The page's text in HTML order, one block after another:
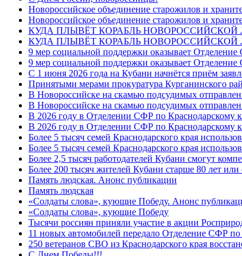
Новороссийское объединение старожилов и
Новороссийское объединение старожилов и
КУДА ПЛЫВЁТ КОРАБЛЬ НОВОРОССИЙСКОЙ
КУДА ПЛЫВЁТ КОРАБЛЬ НОВОРОССИЙСКОЙ
9 мер социальной поддержки оказывает
9 мер социальной поддержки оказывает
С 1 июня 2026 года на Кубани начнётся приём
Принятыми мерами прокуратура Курганинского
В Новороссийске на скамью подсудимых
В Новороссийске на скамью подсудимых
В 2026 году в Отделении СФР по Краснодарскому
В 2026 году в Отделении СФР по Краснодарскому
Более 5 тысяч семей Краснодарского края
Более 5 тысяч семей Краснодарского края
Более 2,5 тысяч работодателей Кубани смогут
Более 200 тысяч жителей Кубани старше 80 лет
Память людская. Анонс публикации
Память людская
«Солдаты слова», кующие Победу. Анонс
«Солдаты слова», кующие Победу
Тысячи россиян приняли участие в акции
11 новых автомобилей передало Отделение СФР
250 ветеранов СВО из Краснодарского края